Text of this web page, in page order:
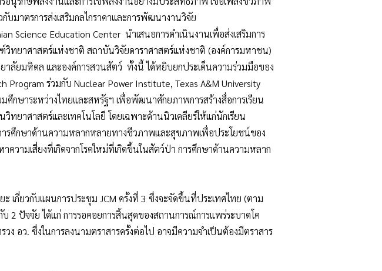
มาตรการส่งเสริมกลไกราคาและการพัฒนางานวิจัย
Science Education Center นำเสนอการดำเนินงานเพื่อส่งเสริมการ
ทยาศาสตร์แห่งชาติ สถาบันวิจัยดาราศาสตร์แห่งชาติ (องค์การมหาชน)
ลัยมหิดล และองค์การสวนสัตว์ ทั้งนี้ ได้หยิบยกประเด็นความร่วมมือของ
Program ร่วมกับ Nuclear Power Institute, Texas A&M University
ศึกษาระหว่างไทยและสหรัฐฯ เพื่อพัฒนาศักยภาพการสร้างสื่อการเรียน
วิทยาศาสตร์และเทคโนโลยี โดยเฉพาะด้านนิวเคลียร์ให้แก่นักเรียน
รศึกษาด้านความหลากหลายทางชีวภาพและสุขภาพเพื่อประโยชน์ของ
ความเสี่ยงที่เกิดจากโรคใหม่ที่เกิดขึ้นในสัตว์ป่า การศึกษาด้านความหลาก
เกี่ยวกับแผนการประชุม JCM ครั้งที่ 3 ซึ่งจะจัดขึ้นที่ประเทศไทย (ตาม
2 ปัจจัย ได้แก่ การรอคอยการสิ้นสุดของสถานการณ์การแพร่ระบาดโค
ง อว. ซึ่งในการลงนามตราสารครั้งต่อไป อาจมีความจำเป็นต้องมีตราสาร